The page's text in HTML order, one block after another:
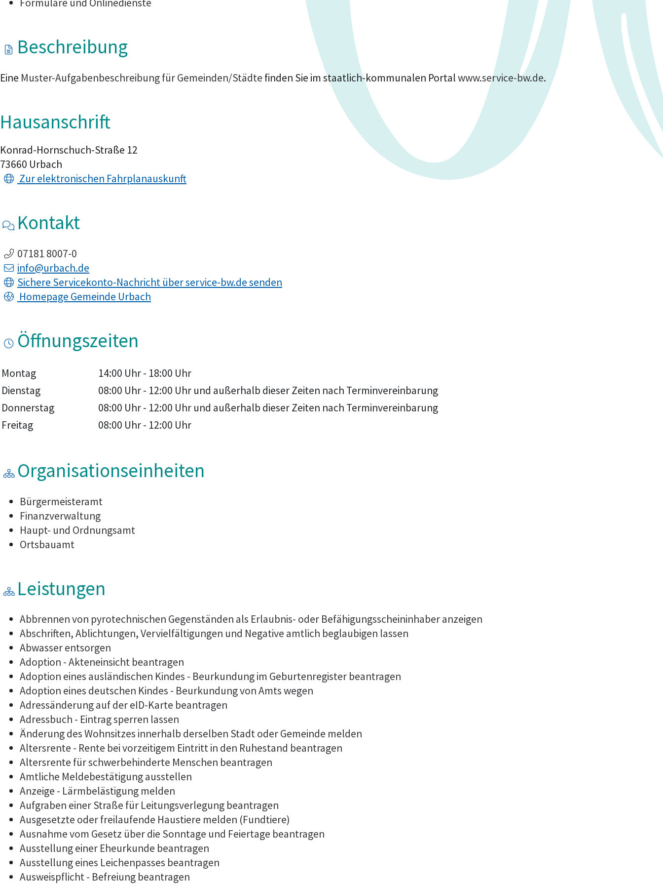
Beschreibung
Eine Muster-Aufgabenbeschreibung für Gemeinden/Städte finden Sie im staatlich-kommunalen Portalwww.service-bw.de.
Hausanschrift
Konrad-Hornschuch-Straße 12
73660 Urbach
Zur elektronischen Fahrplanauskunft
Kontakt
07181 8007-0
info@urbach.de
Sichere Servicekonto-Nachricht über service-bw.de senden
Homepage Gemeinde Urbach
Öffnungszeiten
Montag 14:00 Uhr- 18:00 Uhr
Dienstag
08:00 Uhr- 12:00 Uhr und außerhalb dieser Zeiten nach Terminvereinbarung
Donnerstag
08:00 Uhr- 12:00 Uhr und außerhalb dieser Zeiten nach Terminvereinbarung
Freitag
08:00 Uhr- 12:00 Uhr
Organisationseinheiten
Bürgermeisteramt
Finanzverwaltung
Haupt- und Ordnungsamt
Ortsbauamt
Leistungen
Abbrennen von pyrotechnischen Gegenständen als Erlaubnis- oder Befähigungsscheininhaber anzeigen
Abschriften, Ablichtungen, Vervielfältigungen und Negative amtlich beglaubigen lassen
Abwasser entsorgen
Adoption - Akteneinsicht beantragen
Adoption eines ausländischen Kindes - Beurkundung im Geburtenregister beantragen
Adoption eines deutschen Kindes - Beurkundung von Amts wegen
Adressänderung auf der eID-Karte beantragen
Adressbuch - Eintrag sperren lassen
Änderung des Wohnsitzes innerhalb derselben Stadt oder Gemeinde melden
Altersrente - Rente bei vorzeitigem Eintritt in den Ruhestand beantragen
Altersrente für schwerbehinderte Menschen beantragen
Amtliche Meldebestätigung ausstellen
Anzeige - Lärmbelästigung melden
Aufgraben einer Straße für Leitungsverlegung beantragen
Ausgesetzte oder freilaufende Haustiere melden (Fundtiere)
Ausnahme vom Gesetz über die Sonntage und Feiertage beantragen
Ausstellung einer Eheurkunde beantragen
Ausstellung eines Leichenpasses beantragen
Ausweispflicht - Befreiung beantragen